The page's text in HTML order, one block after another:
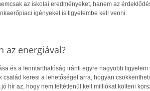
az iskolai eredményeket, hanem az
igényeket is figyelembe kell venni.
az energiával?
és a fenntarthatóság iránti egyre nagyobb figyelem
család keresi a lehetőséget arra, hogyan
jó hír az, hogy nem feltétlenül kell milliókat költeni